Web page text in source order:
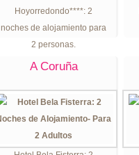
Hoyorredondo****: 2
noches de alojamiento para
2 personas.
A Coruña